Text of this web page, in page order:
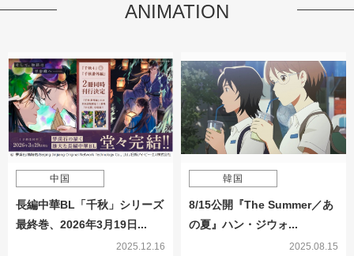
ANIMATION
中国
長編中華BL「千秋」シリーズ
最終巻、2026年3月19日...
2025.12.16
韓国
8/15公開『The Summer／あ
の夏』ハン・ジウォ...
2025.08.15